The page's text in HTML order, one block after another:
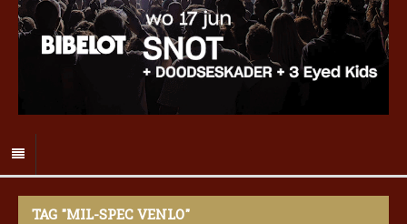
TAG "MIL-SPEC VENLO"